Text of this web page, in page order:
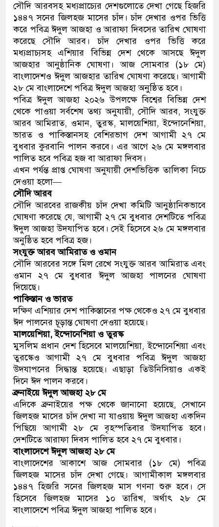
সৌদি আরবসহ মধ্যপ্রাচ্যের দেশগুলোতে দেখা গেছে হিজরি
১৪৪৭ সনের জিলহজ মাসের চাঁদ। চাঁদ দেখার ওপর ভিত্তি
করে পবিত্র ঈদুল আজহা ও আরাফা দিবসের তারিখ ঘোষণা
করেছে সৌদি আরব। চাঁদ দেখার ওপর ভিত্তি করে
মধ্যপ্রাচ্যসহ এশিয়ার বিভিন্ন দেশ থেকে আসছে ঈদুল
আজহার আনুষ্ঠানিক ঘোষণা। আজ সোমবার (১৮ মে)
বাংলাদেশও ঈদুল আজহার তারিখ ঘোষণা করেছে। আগামী
২৮ মে বাংলাদেশে পবিত্র ঈদুল আজহা অনুষ্ঠিত হবে।
পবিত্র ঈদুল আজহা ২০২৬ উপলক্ষে বিশ্বের বিভিন্ন দেশ
থেকে পাওয়া সর্বশেষ তথ্য অনুযায়ী, সৌদি আরব, সংযুক্ত
আরব আমিরাত, ওমান, তুরস্ক, মালয়েশিয়া, ইন্দোনেশিয়া,
ভারত ও পাকিস্তানসহ বেশিরভাগ দেশ আগামী ২৭ মে
বুধবার কুরবানি পালন করবে। এর আগে ২৬ মে মঙ্গলবার
পালিত হবে পবিত্র হজ বা আরাফা দিবস।
এখন পর্যন্ত প্রাপ্ত ঘোষণা অনুযায়ী দেশভিত্তিক তালিকা নিচে
দেওয়া হলো—
সৌদি আরব
সৌদি আরবের রাজকীয় চাঁদ দেখা কমিটি আনুষ্ঠানিকভাবে
ঘোষণা করেছে যে, আগামী ২৭ মে বুধবার দেশটিতে পবিত্র
ঈদুল আজহা উদযাপিত হবে। সেই হিসেবে ২৬ মে মঙ্গলবার
অনুষ্ঠিত হবে পবিত্র হজ।
সংযুক্ত আরব আমিরাত ও ওমান
সৌদি আরবের সঙ্গে মিল রেখে সংযুক্ত আরব আমিরাত এবং
ওমান ২৭ মে বুধবার ঈদুল আজহা পালনের ঘোষণা
দিয়েছে।
পাকিস্তান ও ভারত
দক্ষিণ এশিয়ার দেশ পাকিস্তানের পক্ষ থেকেও ২৭ মে বুধবার
ঈদ পালনের চূড়ান্ত ঘোষণা দেওয়া হয়েছে।
মালয়েশিয়া, ইন্দোনেশিয়া ও তুরস্ক
মুসলিম প্রধান দেশ হিসেবে মালয়েশিয়া, ইন্দোনেশিয়া এবং
তুরস্কেও আগামী ২৭ মে বুধবার পবিত্র ঈদুল আজহা
উদযাপনের সিদ্ধান্ত হয়েছে। এছাড়া তিউনিসিয়াও একই
দিনে ঈদ পালন করবে।
ব্রুনাইয়ে ঈদুল আজহা ২৮ মে
এদিকে ব্রুনাইয়ের পক্ষ থেকে জানানো হয়েছে, সেখানে
জিলহজ মাসের চাঁদ দেখা না যাওয়ায় ঈদুল আজহা একদিন
পিছিয়ে আগামী ২৮ মে বৃহস্পতিবার উদযাপিত হবে।
দেশটিতে আরাফা দিবস পালিত হবে ২৭ মে বুধবার।
বাংলাদেশে ঈদুল আজহা ২৮ মে
বাংলাদেশের আকাশে আজ সোমবার (১৮ মে) পবিত্র
জিলহজ মাসের চাঁদ দেখা গেছে। আগামীকাল মঙ্গলবার
১৪৪৭ হিজরি সনের জিলহজ মাস গণনা শুরু হবে। সে
হিসেবে জিলহজ মাসের ১০ তারিখ, অর্থাৎ ২৮ মে
বাংলাদেশে পবিত্র ঈদুল আজহা পালিত হবে।